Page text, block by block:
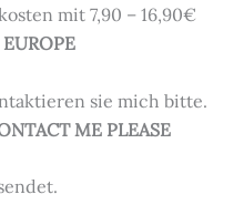
mit 7,90 – 16,90€
sie mich bitte.
ME PLEASE